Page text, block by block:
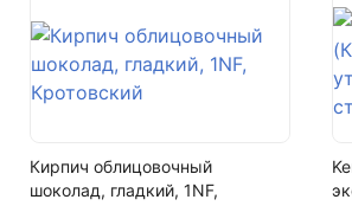
Кирпич облицовочный
шоколад, гладкий, 1NF,